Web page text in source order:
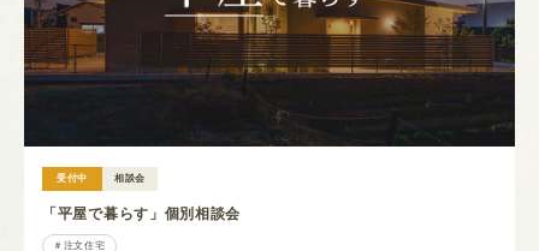
受付中 相談会
「平屋で暮らす」個別相談会
注文住宅